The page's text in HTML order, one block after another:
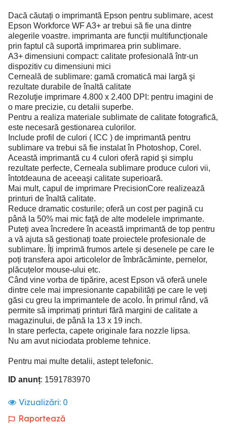
Dacă căutați o imprimantă Epson pentru sublimare, acest
Epson Workforce WF A3+ ar trebui să fie una dintre
alegerile voastre. imprimanta are funcții multifuncționale
prin faptul că suportă imprimarea prin sublimare.
A3+ dimensiuni compact: calitate profesională într-un
dispozitiv cu dimensiuni mici
Cerneală de sublimare: gamă cromatică mai largă şi
rezultate durabile de înaltă calitate
Rezoluţie imprimare 4.800 x 2.400 DPI: pentru imagini de
o mare precizie, cu detalii superbe.
Pentru a realiza materiale sublimate de calitate fotografică,
este necesară gestionarea culorilor.
Include profil de culori ( ICC ) de imprimantă pentru
sublimare va trebui să fie instalat în Photoshop, Corel.
Această imprimantă cu 4 culori oferă rapid şi simplu
rezultate perfecte, Cerneala sublimare produce culori vii,
întotdeauna de aceeaşi calitate superioară.
Mai mult, capul de imprimare PrecisionCore realizează
printuri de înaltă calitate.
Reduce dramatic costurile; oferă un cost per pagină cu
până la 50% mai mic faţă de alte modelele imprimante.
Puteți avea încredere în această imprimantă de top pentru
a vă ajuta să gestionați toate proiectele profesionale de
sublimare. Îți imprimă frumos artele și desenele pe care le
poți transfera apoi articolelor de îmbrăcăminte, pernelor,
plăcuțelor mouse-ului etc.
Când vine vorba de tipărire, acest Epson vă oferă unele
dintre cele mai impresionante capabilități pe care le veți
găsi cu greu la imprimantele de acolo. În primul rând, vă
permite să imprimați printuri fără margini de calitate a
magazinului, de până la 13 x 19 inch.
In stare perfecta, capete originale fara nozzle lipsa.
Nu am avut niciodata probleme tehnice.
Pentru mai multe detalii, astept telefonic.
ID anunț: 1591783970
Vizualizări: 0
Raportează